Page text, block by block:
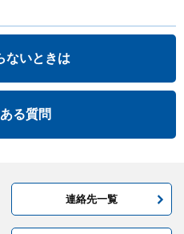
ないときは
る質問
連絡先一覧